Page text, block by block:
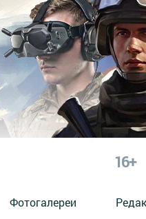
16+
Фотогалереи